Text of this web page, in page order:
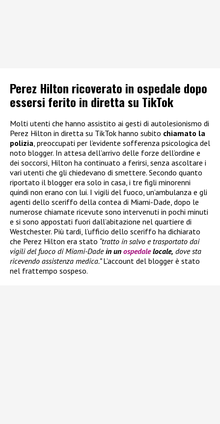
Perez Hilton ricoverato in ospedale dopo
essersi ferito in diretta su TikTok
Molti utenti che hanno assistito ai gesti di autolesionismo di
Perez Hilton in diretta su TikTok hanno subito chiamato la
polizia, preoccupati per l’evidente sofferenza psicologica del
noto blogger. In attesa dell’arrivo delle forze dell’ordine e
dei soccorsi, Hilton ha continuato a ferirsi, senza ascoltare i
vari utenti che gli chiedevano di smettere. Secondo quanto
riportato il blogger era solo in casa, i tre figli minorenni
quindi non erano con lui. I vigili del fuoco, un’ambulanza e gli
agenti dello sceriffo della contea di Miami-Dade, dopo le
numerose chiamate ricevute sono intervenuti in pochi minuti
e si sono appostati fuori dall’abitazione nel quartiere di
Westchester. Più tardi, l’ufficio dello sceriffo ha dichiarato
che Perez Hilton era stato “tratto in salvo e trasportato dai
vigili del fuoco di Miami-Dadein un ospedalelocale, dove sta
ricevendo assistenza medica.”L’account del blogger è stato
nel frattempo sospeso.